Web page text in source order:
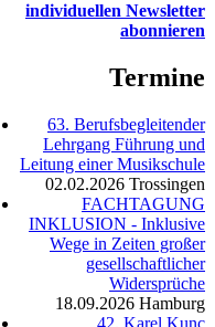
individuellen Newsletter
abonnieren
Termine
63. Berufsbegleitender
Lehrgang Führung und
Leitung einer Musikschule
02.02.2026 Trossingen
FACHTAGUNG
INKLUSION - Inklusive
Wege in Zeiten großer
gesellschaftlicher
Widersprüche
18.09.2026 Hamburg
42. Karel Kunc